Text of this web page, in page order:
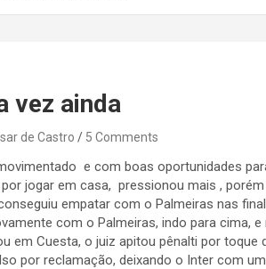
vez ainda
de Castro 5 Comments
e com boas oportunidades
jogar em casa, pressionou mais ,
empatar com o Palmeiras nas
com o Palmeiras, indo para cima,
em Cuesta, o juiz apitou pênalti por toque
por reclamação, deixando o Inter com